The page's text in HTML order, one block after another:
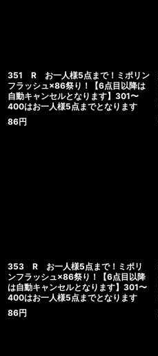
351 R お一人様5点まで！ミポリン
フラッシュ×86祭り！【6点目以降は
自動キャンセルとなります】301〜
400はお一人様5点までとなります
86円
353 R お一人様5点まで！ミポリ
ンフラッシュ×86祭り！【6点目以降
は自動キャンセルとなります】301〜
400はお一人様5点までとなります
86円